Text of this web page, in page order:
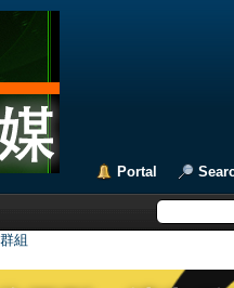
Portal
組